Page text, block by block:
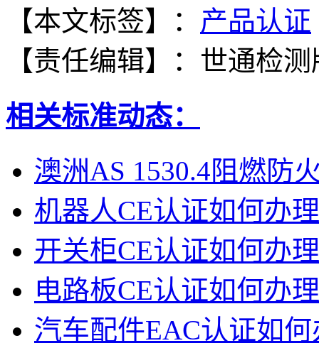
【本文标签】： 产品认证
【责任编辑】： 世通检测
相关标准动态：
澳洲AS 1530.4阻燃防
机器人CE认证如何办理
开关柜CE认证如何办理
电路板CE认证如何办理
汽车配件EAC认证如